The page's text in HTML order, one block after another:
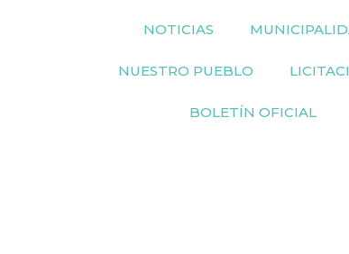
NOTICIAS
NUESTRO PUEBLO
BOLETÍN OFICIAL